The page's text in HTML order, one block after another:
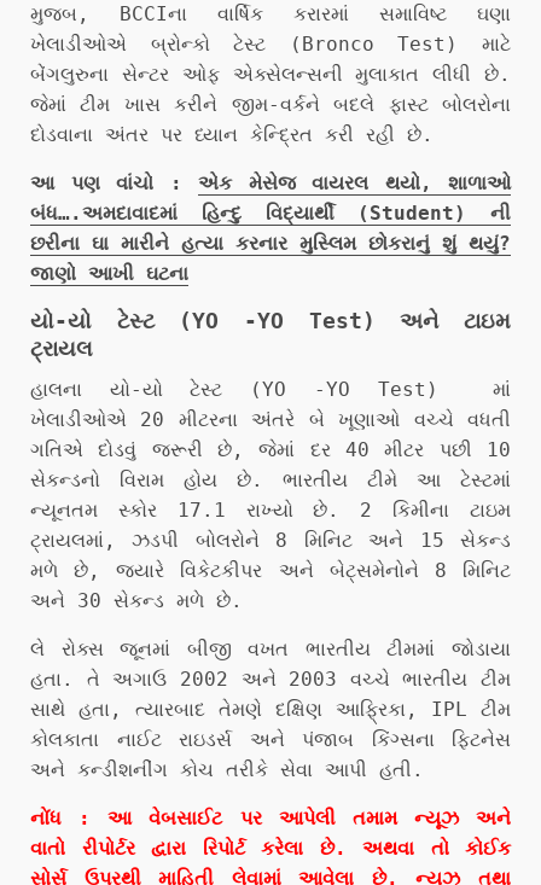
મુજબ, BCCIના વાર્ષિક કરારમાં સમાવિષ્ટ ઘણા
ખેલાડીઓએ બ્રોન્કો ટેસ્ટ (Bronco Test) માટે
બેંગલુરુના સેન્ટર ઓફ એક્સેલન્સની મુલાકાત લીધી છે.
જેમાં ટીમ ખાસ કરીને જીમ-વર્કને બદલે ફાસ્ટ બોલરોના
દોડવાના અંતર પર ધ્યાન કેન્દ્રિત કરી રહી છે.
આ પણ વાંચો : એક મેસેજ વાયરલ થયો, શાળાઓ
બંધ….અમદાવાદમાં હિન્દુ વિદ્યાર્થી (Student) ની
છરીના ઘા મારીને હત્યા કરનાર મુસ્લિમ છોકરાનું શું થયું?
જાણો આખી ઘટના
યો-યો ટેસ્ટ (YO -YO Test) અને ટાઇમ
ટ્રાયલ
હાલના યો-યો ટેસ્ટ (YO -YO Test) માં
ખેલાડીઓએ 20 મીટરના અંતરે બે ખૂણાઓ વચ્ચે વધતી
ગતિએ દોડવું જરૂરી છે, જેમાં દર 40 મીટર પછી 10
સેકન્ડનો વિરામ હોય છે. ભારતીય ટીમે આ ટેસ્ટમાં
ન્યૂનતમ સ્કોર 17.1 રાખ્યો છે. 2 કિમીના ટાઇમ
ટ્રાયલમાં, ઝડપી બોલરોને 8 મિનિટ અને 15 સેકન્ડ
મળે છે, જ્યારે વિકેટકીપર અને બેટ્સમેનોને 8 મિનિટ
અને 30 સેકન્ડ મળે છે.
લે રોક્સ જૂનમાં બીજી વખત ભારતીય ટીમમાં જોડાયા
હતા. તે અગાઉ 2002 અને 2003 વચ્ચે ભારતીય ટીમ
સાથે હતા, ત્યારબાદ તેમણે દક્ષિણ આફ્રિકા, IPL ટીમ
કોલકાતા નાઈટ રાઇડર્સ અને પંજાબ કિંગ્સના ફિટનેસ
અને કન્ડીશનીંગ કોચ તરીકે સેવા આપી હતી.
નોંધ : આ વેબસાઈટ પર આપેલી તમામ ન્યૂઝ અને
વાતો રીપોર્ટર દ્વારા રિપોર્ટ કરેલા છે. અથવા તો કોઈક
સોર્સ ઉપરથી માહિતી લેવામાં આવેલા છે. ન્યૂઝ તથા